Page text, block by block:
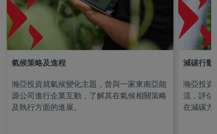
氣候策略及進程
瀚亞投資就氣候變化主題，曾與一家東南亞能
源公司進行企業互動，了解其在氣候相關策略
及執行方面的進展。
減碳行動
瀚亞投資
流，評估
在減碳方